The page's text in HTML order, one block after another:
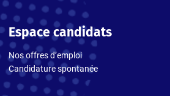
Espace candidats
Nos offres d’emploi
Candidature spontanée